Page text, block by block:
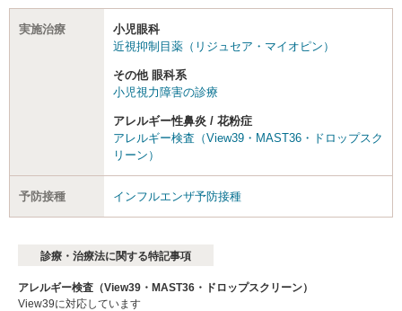
実施治療
小児眼科
近視抑制目薬（リジュセア・マイオピン）
その他 眼科系
小児視力障害の診療
アレルギー性鼻炎 / 花粉症
アレルギー検査（View39・MAST36・ドロップスク
リーン）
予防接種 インフルエンザ予防接種
診療・治療法に関する特記事項
アレルギー検査（View39・MAST36・ドロップスクリーン）
View39に対応しています